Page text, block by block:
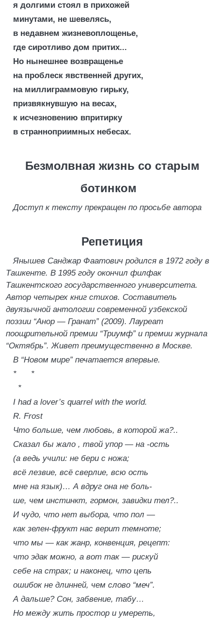
я долгими стоял в прихожей
минутами, не шевелясь,
в недавнем жизневоплощенье,
где сиротливо дом притих...
Но нынешнее возвращенье
на проблеск явственней других,
на миллиграммовую гирьку,
призвякнувшую на весах,
к исчезновению впритирку
в странноприимных небесах.
Безмолвная жизнь со старым
ботинком
Доступ к тексту прекращен по просьбе автора
Репетиция
Янышев Санджар Фаатович родился в 1972 году в
Ташкенте. В 1995 году окончил филфак
Ташкентского государственного университета.
Автор четырех книг стихов. Составитель
двуязычной антологии современной узбекской
поэзии “Анор — Гранат” (2009). Лауреат
поощрительной премии “Триумф” и премии журнала
“Октябрь”. Живет преимущественно в Москве.
В “Новом мире” печатается впервые.
* *
*
I had a lover’s quarrel with the world.
R. Frost
Что больше, чем любовь, в которой жа?..
Сказал бы жало , твой упор — на -ость
(а ведь учили: не бери с ножа;
всё лезвие, всё сверлие, всю ость
мне на язык)… А вдруг она не боль-
ше, чем инстинкт, гормон, завидки тел?..
И чудо, что нет выбора, что пол —
как зелен-фрукт нас верит темноте;
что мы — как жанр, конвенция, рецепт:
что эдак можно, а вот так — рискуй
себе на страх; и наконец, что цепь
ошибок не длинней, чем слово “меч”.
А дальше? Сон, забвение, табу…
Но между жить простор и умереть,